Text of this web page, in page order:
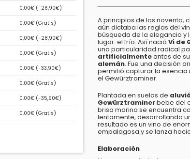
0,00€ (-26,90€)
0,00€ (Gratis)
0,00€ (-28,90€)
0,00€ (Gratis)
0,00€ (-33,90€)
0,00€ (Gratis)
0,00€ (-35,90€)
0,00€ (Gratis)
A principios de los noventa,
aún dictaba las reglas del
búsqueda de la elegancia y
lugar: el frío. Así nació Vi de
una particularidad radical
artificialmenteantes de
alemán. Fue una decisión
permitió capturar la
el Gewürztraminer.
Plantada en suelos de
Gewürztraminerbebe del
brisa marina se encuentra
lentamente, desarrollando
resultado es un vino de
empalagosa y se lanza
Elaboración